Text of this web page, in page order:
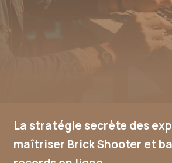
La stratégie secrète des
maîtriser Brick Shooter et